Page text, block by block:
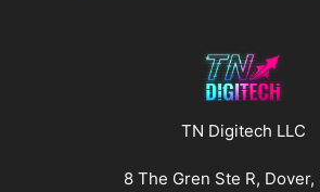
TN Digitech LLC
8 The Gren Ste R, Dover,